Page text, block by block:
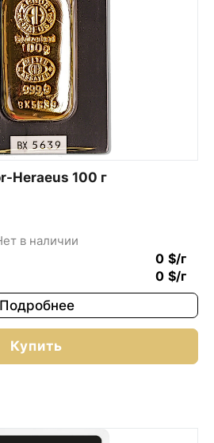
Heraeus 100 г
в наличии
0 $/г
0 $/г
Подробнее
Купить